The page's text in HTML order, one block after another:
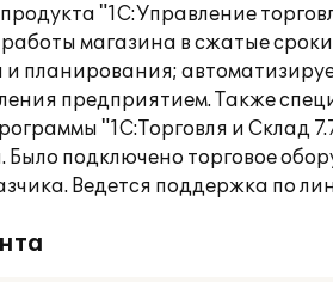
"1С:Управление
магазина в сжатые
и планирования;
предприятием. Также
"1С:Торговля и Склад
подключено торговое
Ведется поддержка по